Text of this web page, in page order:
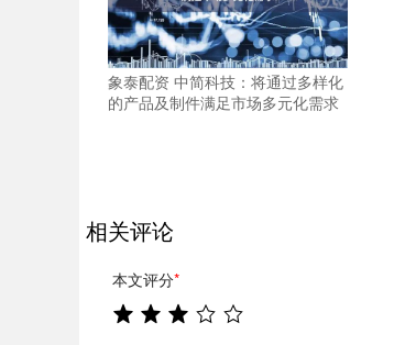
象泰配资 中简科技：将通过多样化
的产品及制件满足市场多元化需求
相关评论
本文评分*